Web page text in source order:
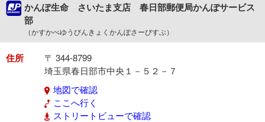
かんぽ生命 さいたま支店 春日部郵便局かんぽサービス
部
（かすかべゆうびんきょくかんぽさーびすぶ）
住所
〒 344-8799
埼玉県春日部市中央１－５２－７
地図で確認
ここへ行く
ストリートビューで確認